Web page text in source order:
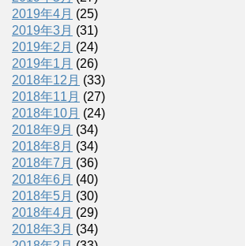
2019年4月 (25)
2019年3月 (31)
2019年2月 (24)
2019年1月 (26)
2018年12月 (33)
2018年11月 (27)
2018年10月 (24)
2018年9月 (34)
2018年8月 (34)
2018年7月 (36)
2018年6月 (40)
2018年5月 (30)
2018年4月 (29)
2018年3月 (34)